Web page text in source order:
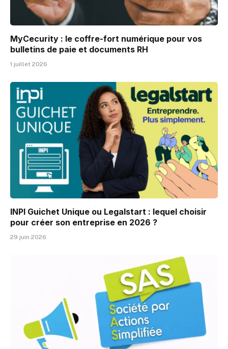
MyCecurity : le coffre-fort numérique pour vos
bulletins de paie et documents RH
1 juillet 2026
INPI Guichet Unique ou Legalstart : lequel choisir
pour créer son entreprise en 2026 ?
29 juin 2026